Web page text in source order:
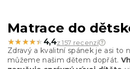
Matrace do
★★★★★
★★★★★ 4,4z 157 recenzí
Zdravý a kvalitní spánek je asi to
můžeme našim dětem dopřát.